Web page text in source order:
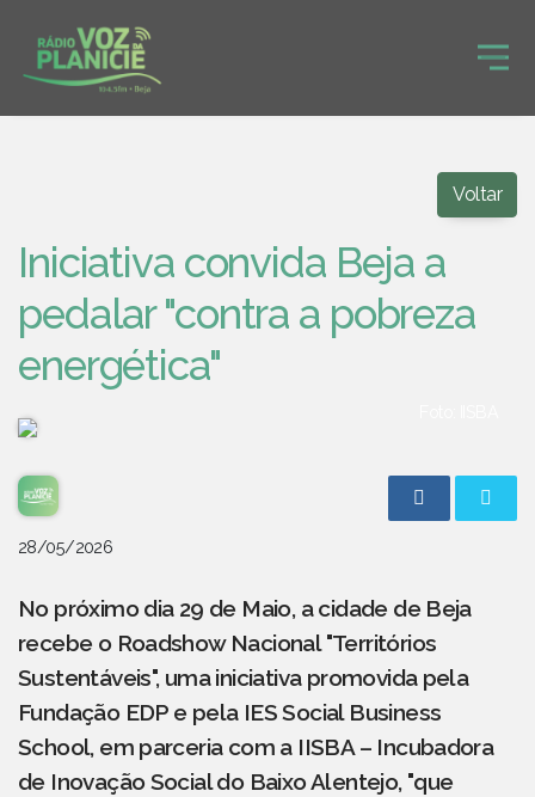
Voltar
Iniciativa convida Beja a
pedalar "contra a pobreza
energética"
28/05/2026
No próximo dia 29 de Maio, a cidade de Beja
recebe o Roadshow Nacional "Territórios
Sustentáveis", uma iniciativa promovida pela
Fundação EDP e pela IES Social Business
School, em parceria com a IISBA – Incubadora
de Inovação Social do Baixo Alentejo, "que